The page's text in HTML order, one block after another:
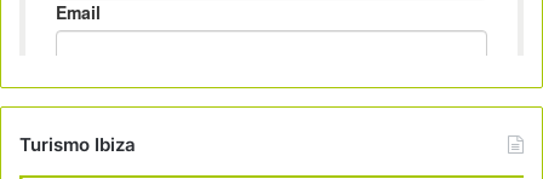
Turismo Ibiza